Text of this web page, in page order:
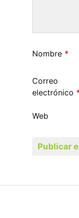
Nombre *
Correo
electrónico
Web